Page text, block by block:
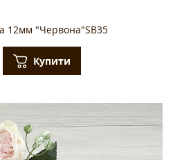
12мм "Червона"SB35
Купити